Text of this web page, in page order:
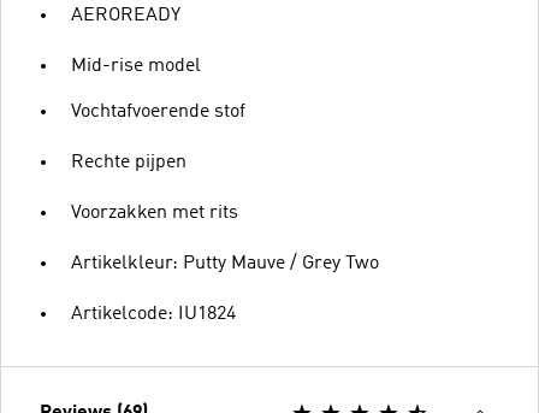
AEROREADY
Mid-rise model
Vochtafvoerende stof
Rechte pijpen
Voorzakken met rits
Artikelkleur: Putty Mauve / Grey Two
Artikelcode: IU1824